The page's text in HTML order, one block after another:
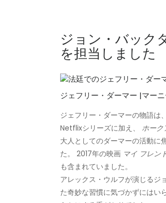
ジョン・バック
を担当しました
ジェフリー・ダーマー |マー
ジェフリー・ダーマーの物語は
Netflixシリーズに加え、 ホーク
大人としてのダーマーの活動に
た。 2017年の映画 マイ フレン
も含まれていました。
アレックス・ウルフが演じるジ
た奇妙な習慣に気づかずにはい